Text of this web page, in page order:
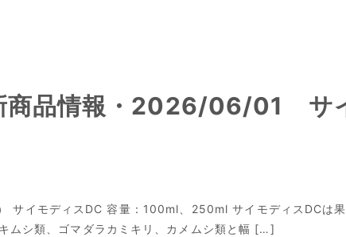
商品情報・2026/06/01 サ
イモディスDC 容量：100ml、250ml サイモディスDCは果
ムシ類、ゴマダラカミキリ、カメムシ類と幅 […]